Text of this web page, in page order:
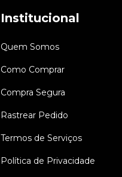
Institucional
Quem Somos
Como Comprar
Compra Segura
Rastrear Pedido
Termos de Serviços
Política de Privacidade